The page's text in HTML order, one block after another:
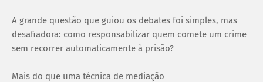
A grande questão que guiou os debates foi simples, mas
desafiadora: como responsabilizar quem comete um crime
sem recorrer automaticamente à prisão?
Mais do que uma técnica de mediação